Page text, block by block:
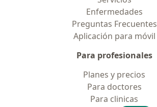
Enfermedades
Preguntas Frecuentes
Aplicación para móvil
Para profesionales
Planes y precios
Para doctores
Para clinicas